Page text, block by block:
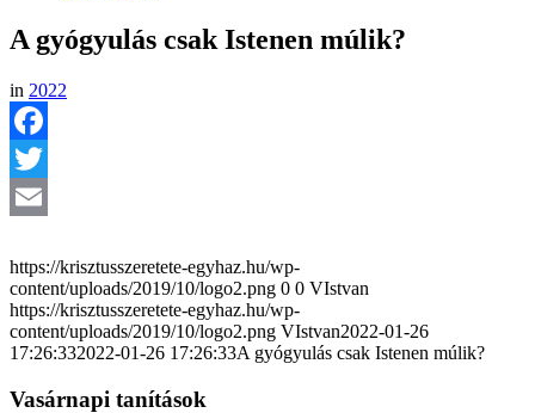
A gyógyulás csak Istenen múlik?
in 2022
Facebook
Twitter
https://krisztusszeretete-egyhaz.hu/wp-
content/uploads/2019/10/logo2.png 0 0 VIstvan
https://krisztusszeretete-egyhaz.hu/wp-
content/uploads/2019/10/logo2.png VIstvan2022-01-26
17:26:332022-01-26 17:26:33A gyógyulás csak Istenen múlik?
Vasárnapi tanítások